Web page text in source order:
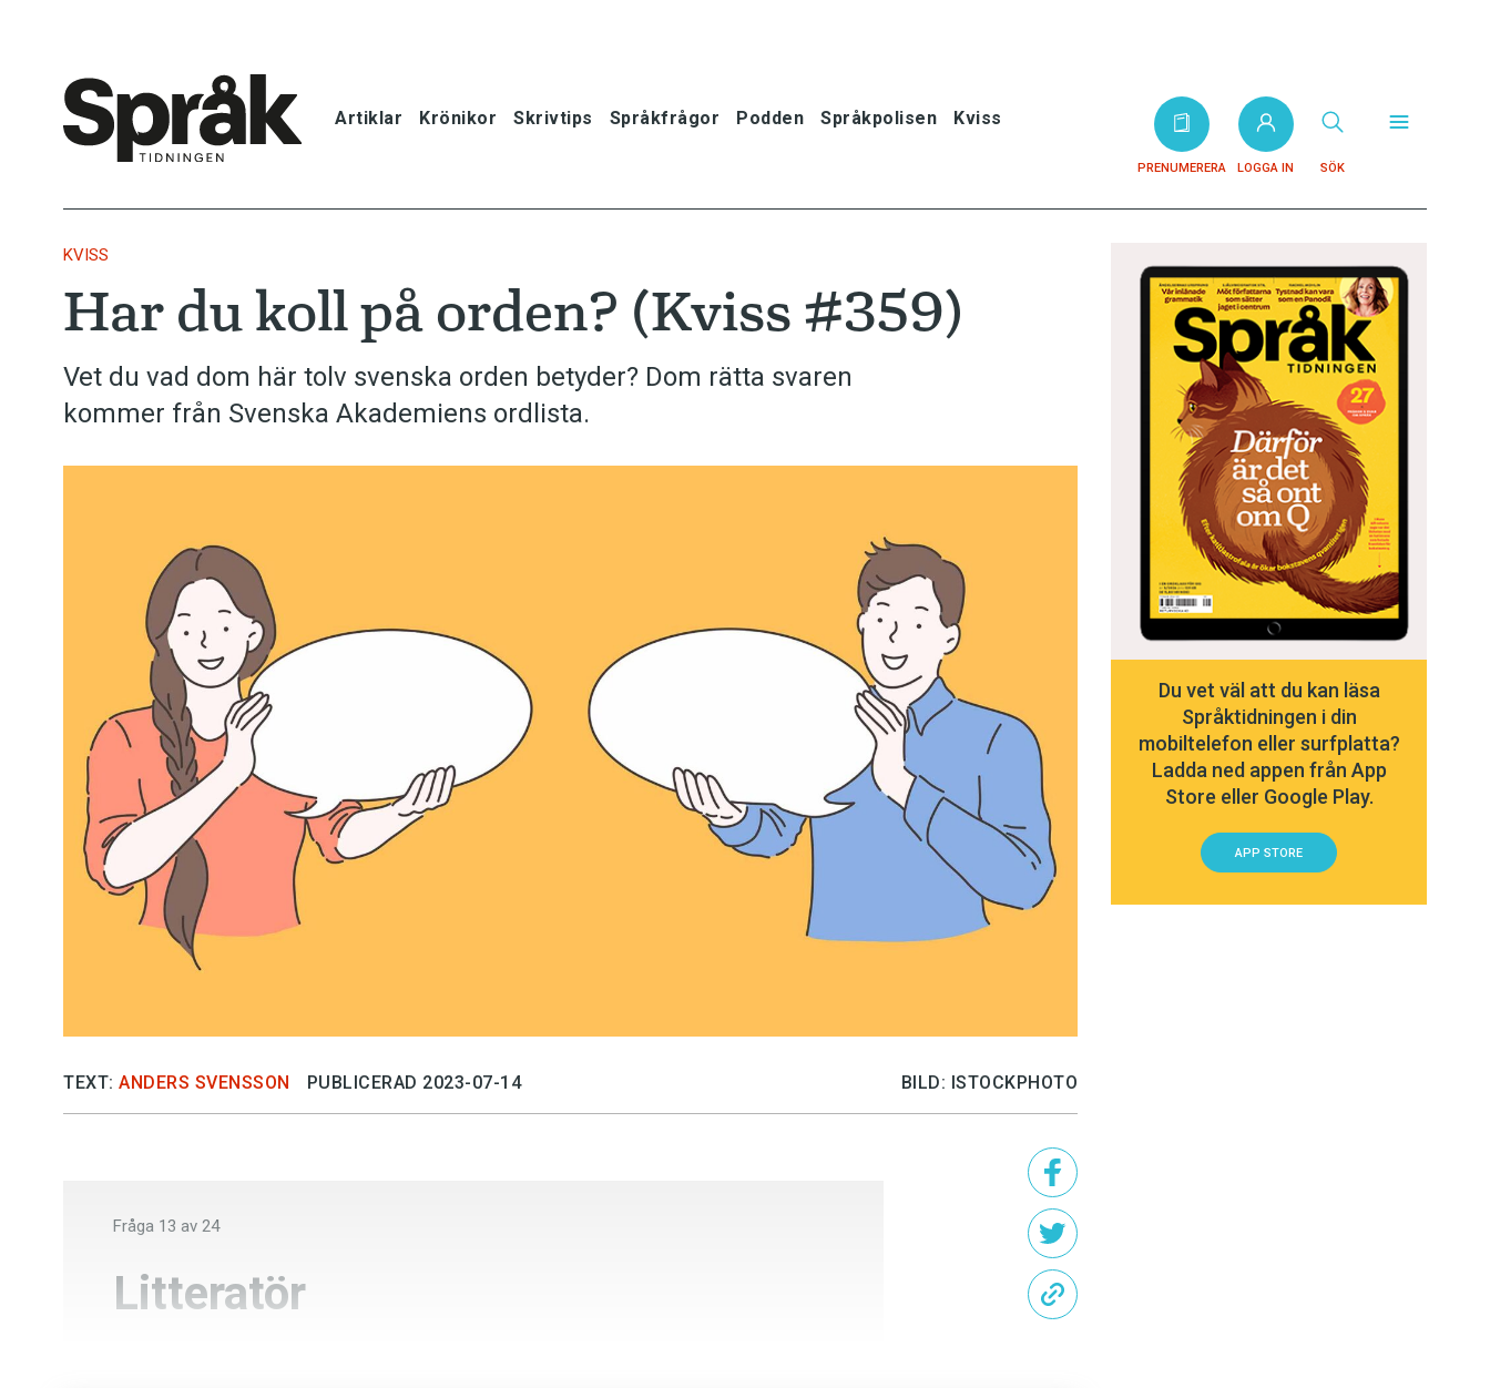
Artiklar Krönikor Skrivtips Språkfrågor Podden Språkpolisen Kviss
PRENUMERERA LOGGA IN SÖK
Krönikor
Språkfrågor
Skrivtips
Anmäl till språkpolisen
Annonsera
Prenumerera
KVISS
Har du koll på orden? (Kviss #359)
Vet du vad dom här tolv svenska orden betyder? Dom rätta svaren
kommer från Svenska Akademiens ordlista.
TEXT: ANDERS SVENSSON PUBLICERAD 2023-07-14 BILD: ISTOCKPHOTO
Fråga 13 av 24
Litteratör
Du vet väl att du kan läsa
Språktidningen i din
mobiltelefon eller surfplatta?
Ladda ned appen från App
Store eller Google Play.
APP STORE